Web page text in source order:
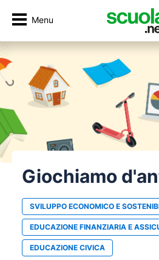
Menu
Giochiamo
SVILUPPO ECONOMICO E
EDUCAZIONE FINANZIARIA E
EDUCAZIONE CIVICA